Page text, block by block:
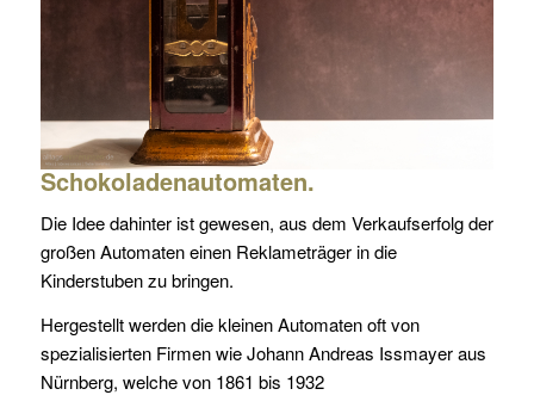
Schokoladenautomaten.
Die Idee dahinter ist gewesen, aus dem Verkaufserfolg der
großen Automaten einen Reklameträger in die
Kinderstuben zu bringen.
Hergestellt werden die kleinen Automaten oft von
spezialisierten Firmen wie Johann Andreas Issmayer aus
Nürnberg, welche von 1861 bis 1932